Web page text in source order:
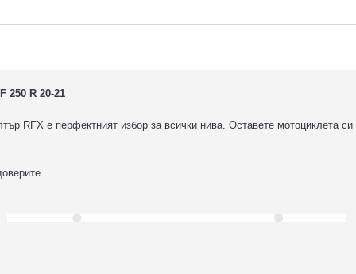
250 R 20-21
RFX е перфектният избор за всички нива. Оставете мотоциклета